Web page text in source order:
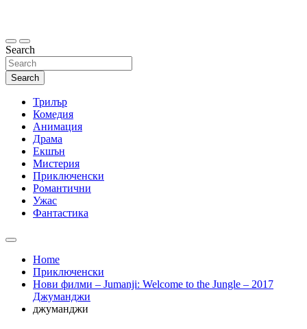
Search
Search
Трилър
Комедия
Анимация
Драма
Екшън
Мистерия
Приключенски
Романтични
Ужас
Фантастика
Home
Приключенски
Нови филми – Jumanji: Welcome to the Jungle – 2017
Джуманджи
джуманджи